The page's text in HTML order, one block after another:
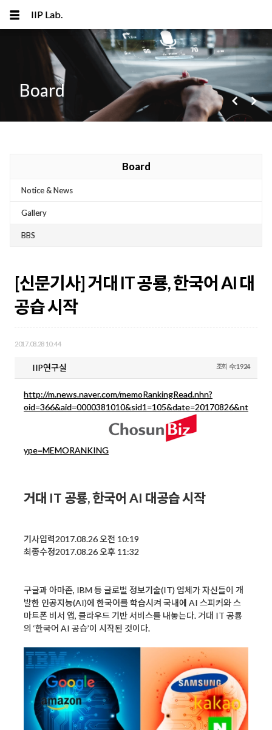
IIP Lab.
Board
navigate_beforenavigate_next
Board
Notice & News
Gallery
BBS
[신문기사] 거대 IT 공룡, 한국어 AI 대
공습 시작
2017.08.28 10:44
IIP연구실 조회 수:1924
http://m.news.naver.com/memoRankingRead.nhn?
oid=366&aid=0000381010&sid1=105&date=20170826&nt
ype=MEMORANKING
거대 IT 공룡, 한국어 AI 대공습 시작
기사입력2017.08.26 오전 10:19
최종수정2017.08.26 오후 11:32
구글과 아마존, IBM 등 글로벌 정보기술(IT) 업체가 자신들이 개
발한 인공지능(AI)에 한국어를 학습시켜 국내에 AI 스피커와 스
마트폰 비서 앱, 클라우드 기반 서비스를 내놓는다. 거대 IT 공룡
의 ‘한국어 AI 공습’이 시작된 것이다.